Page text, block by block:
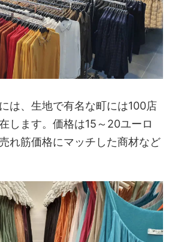
は、生地で有名な町には100店
します。価格は15～20ユーロ
れ筋価格にマッチした商材など